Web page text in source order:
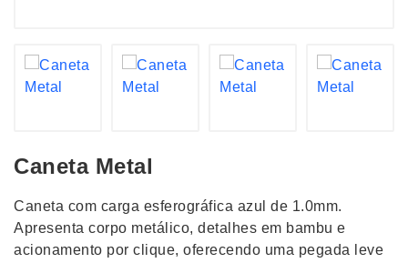
Caneta Metal
Caneta com carga esferográfica azul de 1.0mm.
Apresenta corpo metálico, detalhes em bambu e
acionamento por clique, oferecendo uma pegada leve